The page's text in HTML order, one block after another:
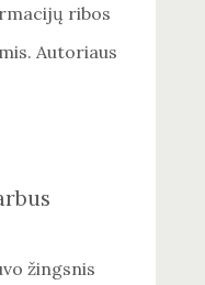
ribos
Autoriaus
žingsnis